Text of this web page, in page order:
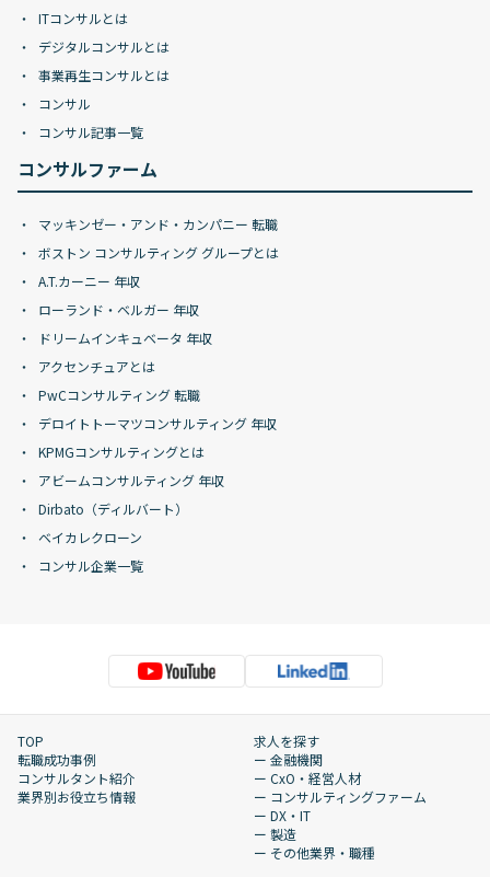
ITコンサルとは
デジタルコンサルとは
事業再生コンサルとは
コンサル
コンサル記事一覧
コンサルファーム
マッキンゼー・アンド・カンパニー 転職
ボストン コンサルティング グループとは
A.T.カーニー 年収
ローランド・ベルガー 年収
ドリームインキュベータ 年収
アクセンチュアとは
PwCコンサルティング 転職
デロイトトーマツコンサルティング 年収
KPMGコンサルティングとは
アビームコンサルティング 年収
Dirbato（ディルバート）
ベイカレクローン
コンサル企業一覧
TOP
転職成功事例
コンサルタント紹介
業界別お役立ち情報
求人を探す
ー 金融機関
ー CxO・経営人材
ー コンサルティングファーム
ー DX・IT
ー 製造
ー その他業界・職種